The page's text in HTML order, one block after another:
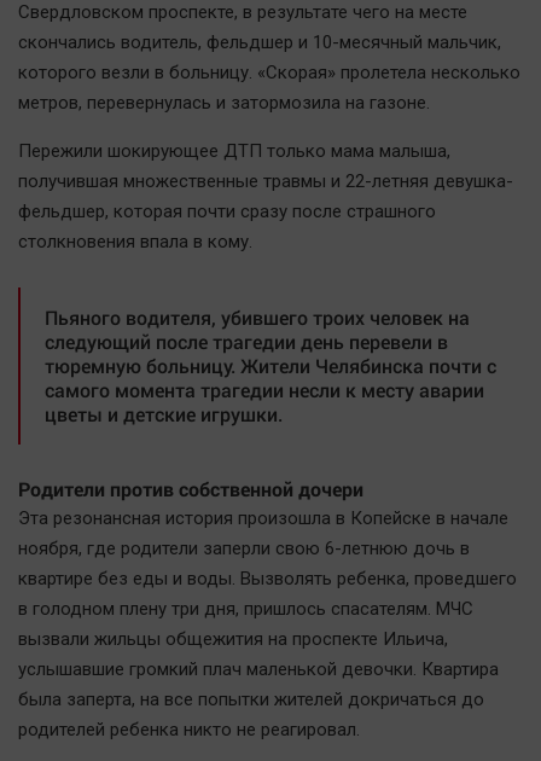
Свердловском проспекте, в результате чего на месте
скончались водитель, фельдшер и 10-месячный мальчик,
которого везли в больницу. «Скорая» пролетела несколько
метров, перевернулась и затормозила на газоне.
Пережили шокирующее ДТП только мама малыша,
получившая множественные травмы и 22-летняя девушка-
фельдшер, которая почти сразу после страшного
столкновения впала в кому.
Пьяного водителя, убившего троих человек на
следующий после трагедии день перевели в
тюремную больницу. Жители Челябинска почти с
самого момента трагедии несли к месту аварии
цветы и детские игрушки.
Родители против собственной дочери
Эта резонансная история произошла в Копейске в начале
ноября, где родители заперли свою 6-летнюю дочь в
квартире без еды и воды. Вызволять ребенка, проведшего
в голодном плену три дня, пришлось спасателям. МЧС
вызвали жильцы общежития на проспекте Ильича,
услышавшие громкий плач маленькой девочки. Квартира
была заперта, на все попытки жителей докричаться до
родителей ребенка никто не реагировал.